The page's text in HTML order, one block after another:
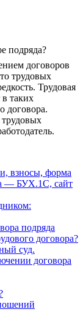
подряда?
договоров
трудовых
Трудовая
таких
договора.
трудовых
взносы, форма
— БУХ.1С, сайт
подряда
договора?
суд.
договора